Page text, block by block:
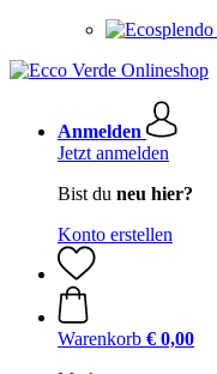
Anmelden
Jetzt anmelden
Bist du neu hier?
Konto erstellen
Warenkorb € 0,00